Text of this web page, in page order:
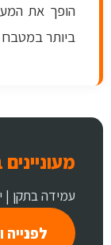
הופך את
ביותר במטבח
עמידה בתקן |